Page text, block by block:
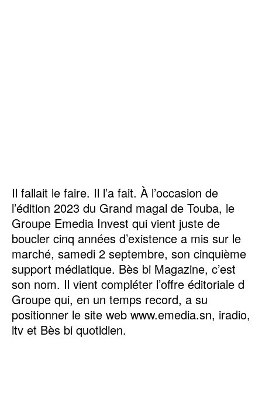
Il fallait le faire. Il l’a fait. À l’occasion de
l’édition 2023 du Grand magal de Touba, le
Groupe Emedia Invest qui vient juste de
boucler cinq années d’existence a mis sur le
marché, samedi 2 septembre, son cinquième
support médiatique. Bès bi Magazine, c’est
son nom. Il vient compléter l’offre éditoriale d
Groupe qui, en un temps record, a su
positionner le site web www.emedia.sn, iradio,
itv et Bès bi quotidien.